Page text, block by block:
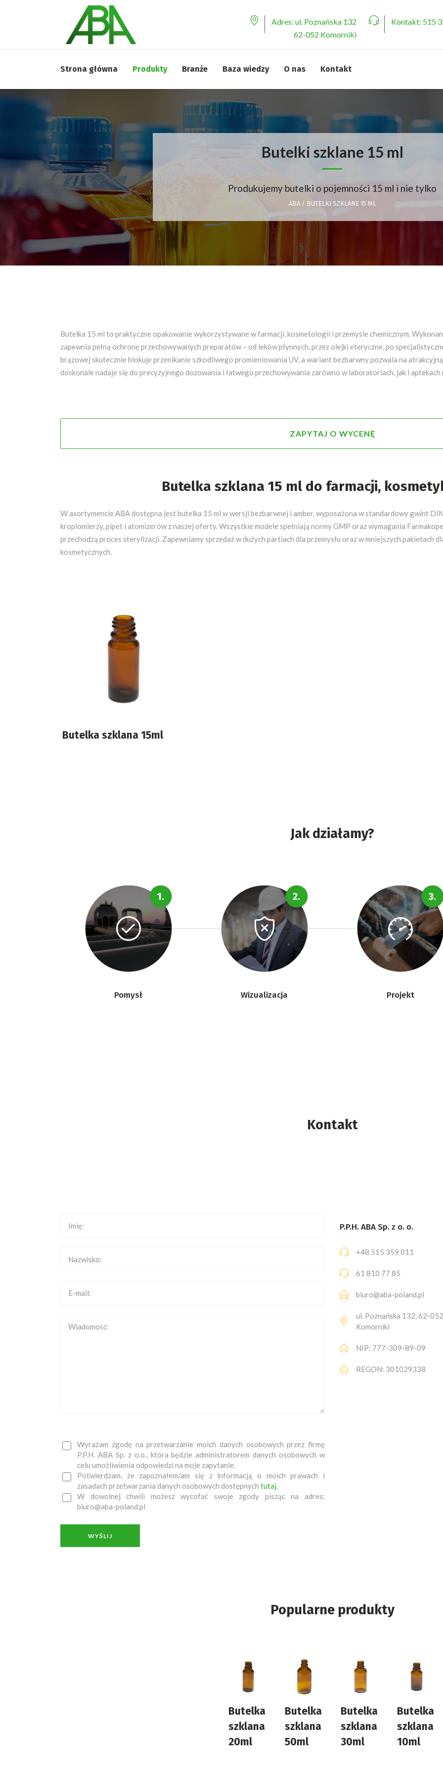
Adres: ul. Poznańska 132
62-052 Komorniki
Kontakt: 515
Strona główna Produkty Branże Baza wiedzy O nas Kontakt
Butelki szklane 15 ml
Produkujemy butelki o pojemności 15 ml i nie tylko
ABA/ BUTELKI SZKLANE 15 ML
Butelka 15 ml to praktyczne opakowanie wykorzystywane w farmacji, kosmetologii i przemyśle chemicznym.
zapewnia pełną ochronę przechowywanych preparatów – od leków płynnych, przez olejki eteryczne, po
brązowej skutecznie blokuje przenikanie szkodliwego promieniowania UV, a wariant bezbarwny pozwala na
doskonale nadaje się do precyzyjnego dozowania i łatwego przechowywania zarówno w laboratoriach, jak i
ZAPYTAJ O WYCENĘ
Butelka szklana 15 ml do farmacji,
W asortymencie ABA dostępna jest butelka 15 ml w wersji bezbarwnej i amber, wyposażona w standardowy gwint
kroplomierzy, pipet i atomizerów z naszej oferty. Wszystkie modele spełniają normy GMP oraz wymagania
przechodzą proces sterylizacji. Zapewniamy sprzedaż w dużych partiach dla przemysłu oraz w mniejszych pakietach
kosmetycznych.
Butelka szklana 15ml
Jak działamy?
Pomysł Wizualizacja Projekt
Kontakt
Wyrażam zgodę na przetwarzanie moich danych osobowych przez firmę
P.P.H. ABA Sp. z o.o., która będzie administratorem danych osobowych w
celu umożliwienia odpowiedzi na moje zapytanie.
Potwierdzam, że zapoznałem/am się z informacją o moich prawach i
zasadach przetwarzania danych osobowych dostępnych tutaj
W dowolnej chwili możesz wycofać swoje zgody pisząc na adres:
biuro@aba-poland.pl
P.P.H. ABA Sp. z o. o.
+48 515 359 011
61 810 77 85
biuro@aba-poland.pl
ul. Poznańska 132, 62-052
Komorniki
NIP: 777-309-89-09
REGON: 301029338
Popularne produkty
Butelka
szklana
20ml
Butelka
szklana
50ml
Butelka
szklana
30ml
Butelka
szklana
10ml